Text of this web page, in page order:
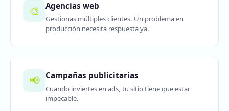
🎨 Agencias web
Gestionas múltiples clientes. Un problema en
producción necesita respuesta ya.
📢 Campañas publicitarias
Cuando inviertes en ads, tu sitio tiene que estar
impecable.